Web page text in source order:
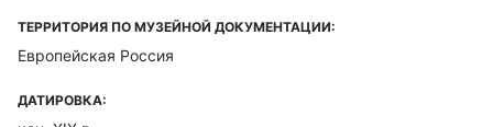
ТЕРРИТОРИЯ ПО МУЗЕЙНОЙ ДОКУМЕНТАЦИИ:
Европейская Россия
ДАТИРОВКА: